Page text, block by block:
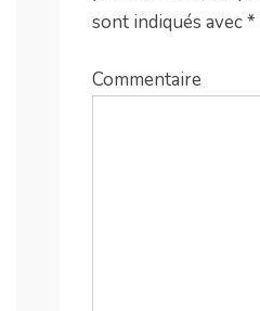
sont indiqués avec*
Commentaire